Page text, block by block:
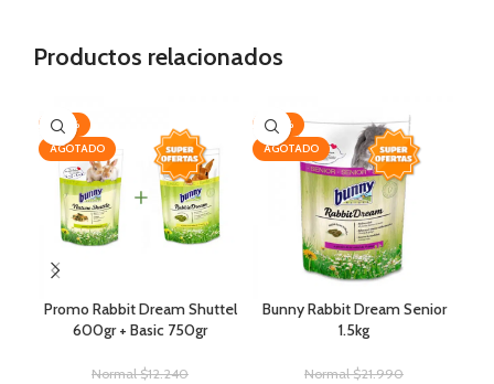
Productos relacionados
-20%
AGOTADO
Promo Rabbit Dream Shuttel
600gr + Basic 750gr
Normal$12.240
-20%
AGOTADO
Bunny Rabbit Dream Senior
1.5kg
Normal$21.990